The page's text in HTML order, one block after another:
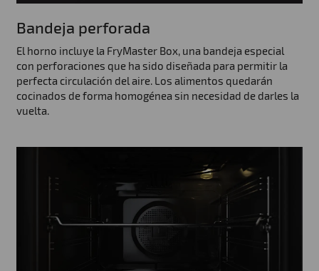
Bandeja perforada
El horno incluye la FryMaster Box, una bandeja especial
con perforaciones que ha sido diseñada para permitir la
perfecta circulación del aire. Los alimentos quedarán
cocinados de forma homogénea sin necesidad de darles la
vuelta.